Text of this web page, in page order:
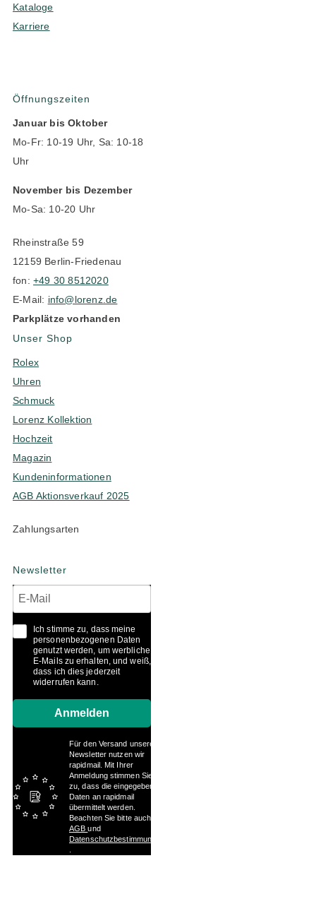
Kataloge
Karriere
Öffnungszeiten
Januar bis Oktober
Mo-Fr: 10-19 Uhr, Sa: 10-18
Uhr
November bis Dezember
Mo-Sa: 10-20 Uhr
Rheinstraße 59
12159 Berlin-Friedenau
fon: +49 30 8512020
E-Mail: info@lorenz.de
Parkplätze vorhanden
Unser Shop
Rolex
Uhren
Schmuck
Lorenz Kollektion
Hochzeit
Magazin
Kundeninformationen
AGB Aktionsverkauf 2025
Zahlungsarten
Newsletter
Ich stimme zu, dass meine
personenbezogenen Daten
genutzt werden, um werbliche
E-Mails zu erhalten, und weiß,
dass ich dies jederzeit
widerrufen kann.
Anmelden
Für den Versand unserer
Newsletter nutzen wir
rapidmail. Mit Ihrer
Anmeldung stimmen Sie
zu, dass die eingegebenen
Daten an rapidmail
übermittelt werden.
Beachten Sie bitte auch die
AGBund
Datenschutzbestimmungen